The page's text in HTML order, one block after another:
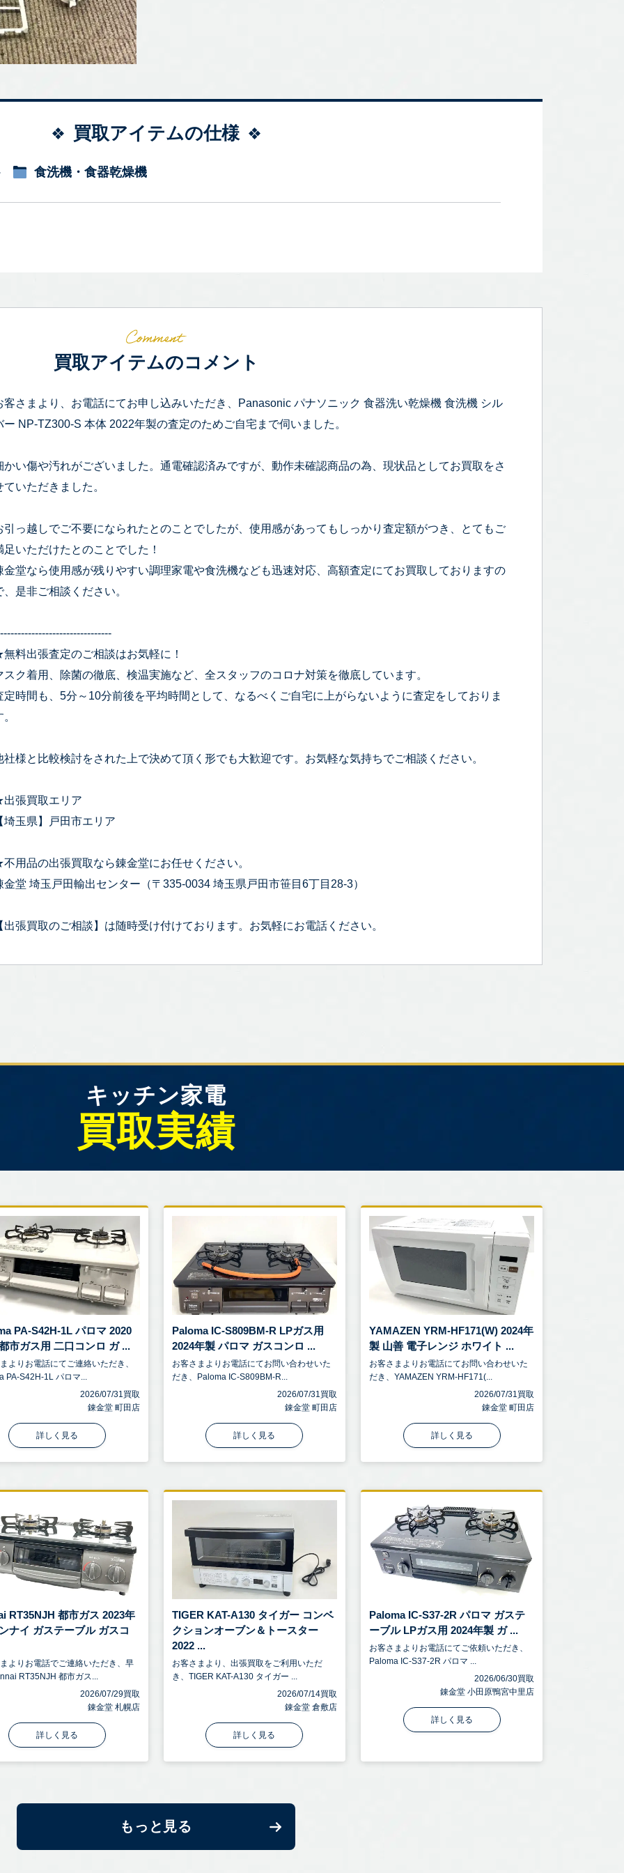
買取アイテムの仕様
食洗機・食器乾燥機
買取アイテムのコメント
客さまより、お電話にてお申し込みいただき、Panasonic パナソニック 食器洗い乾燥機 食洗機 シル
ー NP-TZ300-S 本体 2022年製の査定のためご自宅まで伺いました。
かい傷や汚れがございました。通電確認済みですが、動作未確認商品の為、現状品としてお買取をさ
ていただきました。
引っ越しでご不要になられたとのことでしたが、使用感があってもしっかり査定額がつき、とてもご
足いただけたとのことでした！
金堂なら使用感が残りやすい調理家電や食洗機なども迅速対応、高額査定にてお買取しておりますの
、是非ご相談ください。
料出張査定のご相談はお気軽に！
スク着用、除菌の徹底、検温実施など、全スタッフのコロナ対策を徹底しています。
定時間も、5分～10分前後を平均時間として、なるべくご自宅に上がらないように査定をしておりま
社様と比較検討をされた上で決めて頂く形でも大歓迎です。お気軽な気持ちでご相談ください。
張買取エリア
埼玉県】戸田市エリア
用品の出張買取なら錬金堂にお任せください。
金堂 埼玉戸田輸出センター（〒335-0034 埼玉県戸田市笹目6丁目28-3）
出張買取のご相談】は随時受け付けております。お気軽にお電話ください。
キッチン家電
買取実績
PA-S42H-1L パロマ 2020
市ガス用 二口コンロ ガ ...
よりお電話にてご連絡いただき、
PA-S42H-1L パロマ...
2026/07/31買取
錬金堂 町田店
詳しく見る
Paloma IC-S809BM-R LPガス用
2024年製 パロマ ガスコンロ ...
お客さまよりお電話にてお問い合わせいた
だき、Paloma IC-S809BM-R...
2026/07/31買取
錬金堂 町田店
詳しく見る
YAMAZEN YRM-HF171(W) 2024年
製 山善 電子レンジ ホワイト ...
お客さまよりお電話にてお問い合わせいた
だき、YAMAZEN YRM-HF171(...
2026/07/31買取
錬金堂 町田店
詳しく見る
RT35NJH 都市ガス 2023年
ナイ ガステーブル ガスコ
よりお電話でご連絡いただき、早
RT35NJH 都市ガス...
2026/07/29買取
錬金堂 札幌店
詳しく見る
TIGER KAT-A130 タイガー コンベ
クションオーブン＆トースター
2022 ...
お客さまより、出張買取をご利用いただ
き、TIGER KAT-A130 タイガー ...
2026/07/14買取
錬金堂 倉敷店
詳しく見る
Paloma IC-S37-2R パロマ ガステ
ーブル LPガス用 2024年製 ガ ...
お客さまよりお電話にてご依頼いただき、
Paloma IC-S37-2R パロマ ...
2026/06/30買取
錬金堂 小田原鴨宮中里店
詳しく見る
もっと見る